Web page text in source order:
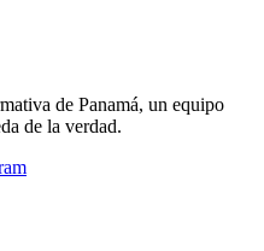
de Panamá, un equipo
de la verdad.